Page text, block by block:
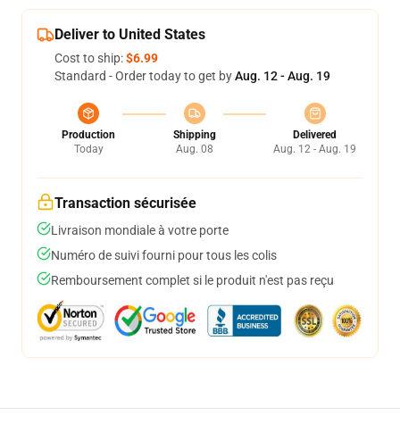
Deliver to United States
Cost to ship:$6.99
Standard - Order today to get byAug. 12 - Aug. 19
Production
Today
Shipping
Aug. 08
Delivered
Aug. 12 - Aug. 19
Transaction sécurisée
Livraison mondiale à votre porte
Numéro de suivi fourni pour tous les colis
Remboursement complet si le produit n'est pas reçu